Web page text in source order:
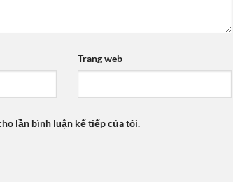
Trang web
lần bình luận kế tiếp của tôi.